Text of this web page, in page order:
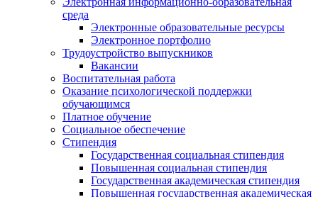
среда
Электронные образовательные ресурсы
Электронное портфолио
Трудоустройство выпускников
Вакансии
Воспитательная работа
Оказание психологической поддержки
обучающимся
Платное обучение
Социальное обеспечение
Стипендия
Государственная социальная стипендия
Повышенная социальная стипендия
Государственная академическая стипендия
Повышенная государственная академическая